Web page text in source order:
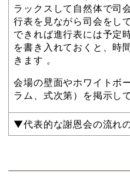
ラックスして自然体で司
行表を見ながら司会をし
できれば進行表には予定
を書き入れておくと、時
きます 。
会場の壁面やホワイトボ
ラム、式次第）を掲示し
▼代表的な謝恩会の流れ